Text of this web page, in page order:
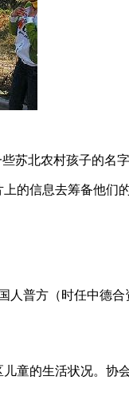
苏北农村孩子的名字
的信息去筹备他们
人普方（时任中
童的生活状况。协